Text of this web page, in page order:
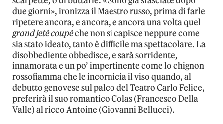
due giorni», ironizza il Maestro russo, prima di farle
ripetere ancora, e ancora, e ancora una volta quel
grand jeté coupéche non si capisce neppure come
sia stato ideato, tanto è difficile ma spettacolare. La
disobbediente obbedisce, e sarà sorridente,
innamorata e un po’ impertinente come lo chignon
rossofiamma che le incornicia il viso quando, al
debutto genovese sul palco del Teatro Carlo Felice,
preferirà il suo romantico Colas (Francesco Della
Valle) al ricco Antoine (Giovanni Bellucci).